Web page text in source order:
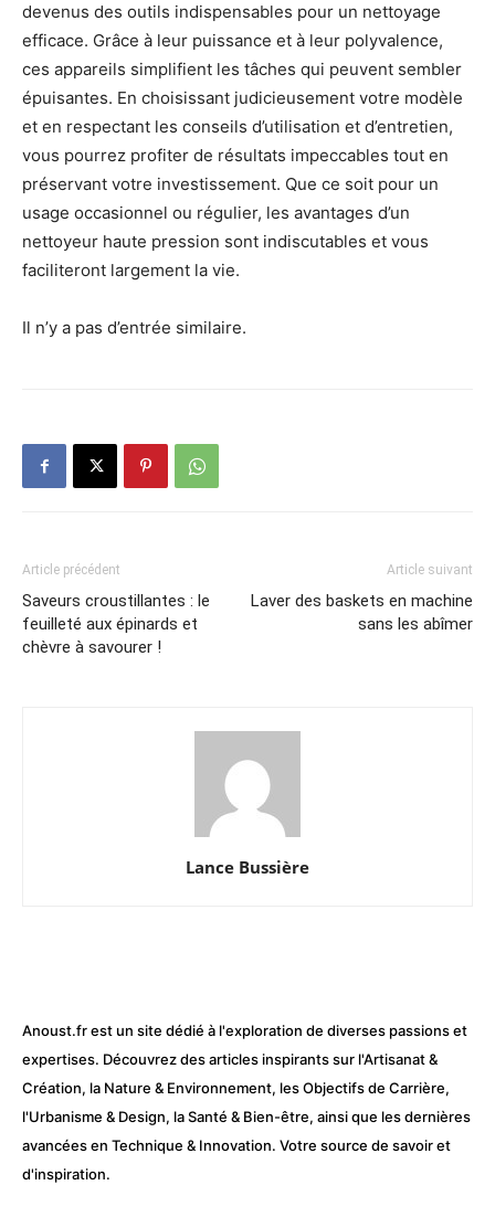
devenus des outils indispensables pour un nettoyage
efficace. Grâce à leur puissance et à leur polyvalence,
ces appareils simplifient les tâches qui peuvent sembler
épuisantes. En choisissant judicieusement votre modèle
et en respectant les conseils d’utilisation et d’entretien,
vous pourrez profiter de résultats impeccables tout en
préservant votre investissement. Que ce soit pour un
usage occasionnel ou régulier, les avantages d’un
nettoyeur haute pression sont indiscutables et vous
faciliteront largement la vie.
Il n’y a pas d’entrée similaire.
Article précédent
Saveurs croustillantes : le
feuilleté aux épinards et
chèvre à savourer !
Article suivant
Laver des baskets en machine
sans les abîmer
Lance Bussière
Anoust.fr est un site dédié à l'exploration de diverses passions et
expertises. Découvrez des articles inspirants sur l'Artisanat &
Création, la Nature & Environnement, les Objectifs de Carrière,
l'Urbanisme & Design, la Santé & Bien-être, ainsi que les dernières
avancées en Technique & Innovation. Votre source de savoir et
d'inspiration.